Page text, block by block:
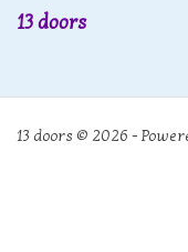
13 doors
13 doors © 2026 -